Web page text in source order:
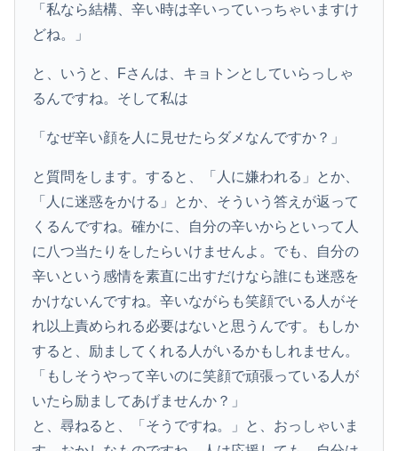
「私なら結構、辛い時は辛いっていっちゃいますけ
どね。」
と、いうと、Fさんは、キョトンとしていらっしゃ
るんですね。そして私は
「なぜ辛い顔を人に見せたらダメなんですか？」
と質問をします。すると、「人に嫌われる」とか、
「人に迷惑をかける」とか、そういう答えが返って
くるんですね。確かに、自分の辛いからといって人
に八つ当たりをしたらいけませんよ。でも、自分の
辛いという感情を素直に出すだけなら誰にも迷惑を
かけないんですね。辛いながらも笑顔でいる人がそ
れ以上責められる必要はないと思うんです。もしか
すると、励ましてくれる人がいるかもしれません。
「もしそうやって辛いのに笑顔で頑張っている人が
いたら励ましてあげませんか？」
と、尋ねると、「そうですね。」と、おっしゃいま